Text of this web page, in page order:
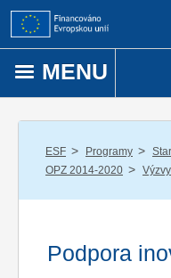
Přejít k obsahu
MENU
ESF / Programy /
OPZ 2014-2020 /
Podpora